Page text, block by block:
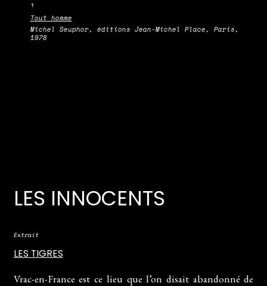
↑
Tout homme
Michel Seuphor, éditions Jean-Michel Place, Paris,
1978
LES INNOCENTS
Extrait
LES TIGRES
Vrac-en-France est ce lieu que l’on disait abandonné de